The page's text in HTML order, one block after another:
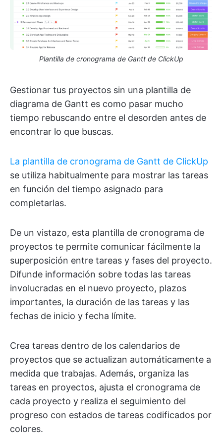
Plantilla de cronograma de Gantt de ClickUp
Gestionar tus proyectos sin una plantilla de
diagrama de Gantt es como pasar mucho
tiempo rebuscando entre el desorden antes de
encontrar lo que buscas.
La plantilla de cronograma de Gantt de ClickUp
se utiliza habitualmente para mostrar las tareas
en función del tiempo asignado para
completarlas.
De un vistazo, esta plantilla de cronograma de
proyectos te permite comunicar fácilmente la
superposición entre tareas y fases del proyecto.
Difunde información sobre todas las tareas
involucradas en el nuevo proyecto, plazos
importantes, la duración de las tareas y las
fechas de inicio y fecha límite.
Crea tareas dentro de los calendarios de
proyectos que se actualizan automáticamente a
medida que trabajas. Además, organiza las
tareas en proyectos, ajusta el cronograma de
cada proyecto y realiza el seguimiento del
progreso con estados de tareas codificados por
colores.